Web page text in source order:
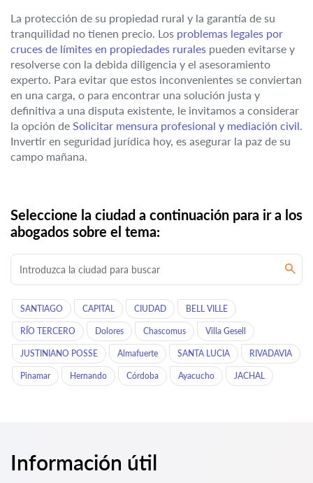
La protección de su propiedad rural y la garantía de su
tranquilidad no tienen precio. Los problemas legales por
cruces de límites en propiedades rurales pueden evitarse y
resolverse con la debida diligencia y el asesoramiento
experto. Para evitar que estos inconvenientes se conviertan
en una carga, o para encontrar una solución justa y
definitiva a una disputa existente, le invitamos a considerar
la opción de Solicitar mensura profesional y mediación civil.
Invertir en seguridad jurídica hoy, es asegurar la paz de su
campo mañana.
Seleccione la ciudad a continuación para ir a los
abogados sobre el tema:
SANTIAGO CAPITAL CIUDAD BELL VILLE
RÍO TERCERO Dolores Chascomus Villa Gesell
JUSTINIANO POSSE Almafuerte SANTA LUCIA RIVADAVIA
Pinamar Hernando Córdoba Ayacucho JACHAL
Información útil